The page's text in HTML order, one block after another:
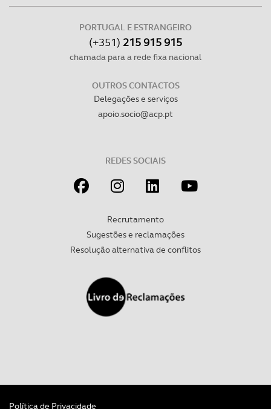
PORTUGAL E ESTRANGEIRO
(+351) 215 915 915
chamada para a rede fixa nacional
OUTROS CONTACTOS
Delegações e serviços
apoio.socio@acp.pt
REDES SOCIAIS
Recrutamento
Sugestões e reclamações
Resolução alternativa de conflitos
Política de Privacidade